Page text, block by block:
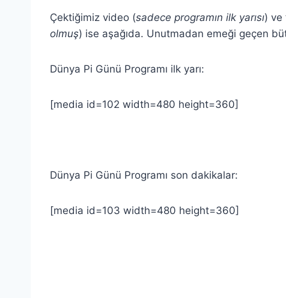
Çektiğimiz video (sadece programın ilk yarısı) ve
olmuş) ise aşağıda. Unutmadan emeği geçen
Dünya Pi Günü Programı ilk yarı:
[media id=102 width=480 height=360]
Dünya Pi Günü Programı son dakikalar:
[media id=103 width=480 height=360]